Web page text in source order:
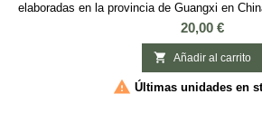
elaboradas en la provincia de Guangxi en
este arreglo se usa una cantidad limitada de
té verde recolectados en primavera , y en el
calendula. Cuando se infusiona una flor en
verde...
Precio
20,00 €
 Añadir al carrito
 Últimas unidades en